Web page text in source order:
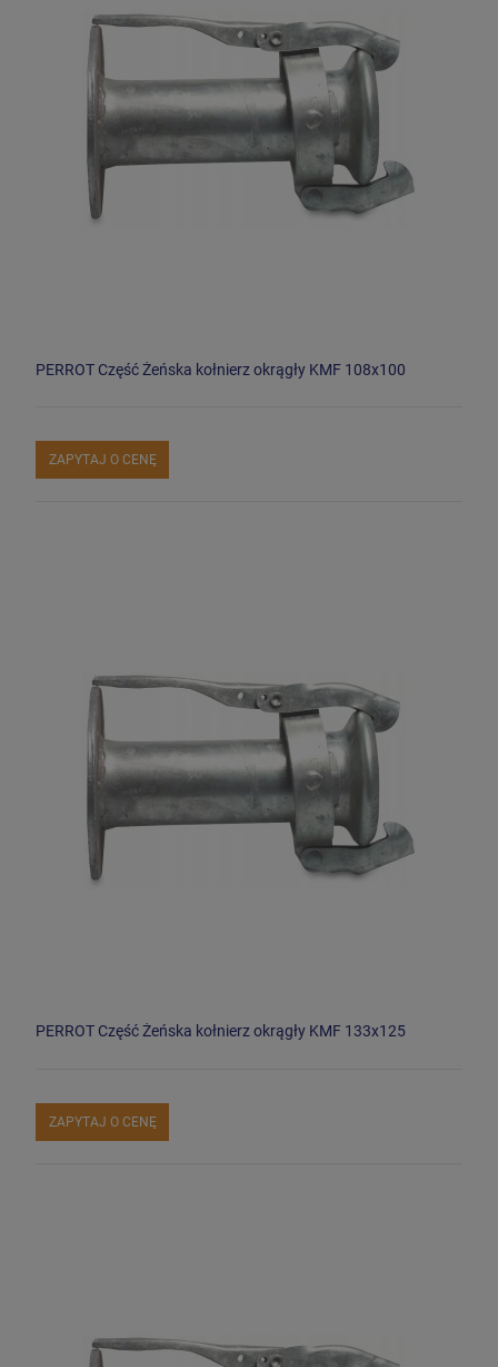
PERROT Część Żeńska kołnierz okrągły KMF 108x100
ZAPYTAJ O CENĘ
PERROT Część Żeńska kołnierz okrągły KMF 133x125
ZAPYTAJ O CENĘ